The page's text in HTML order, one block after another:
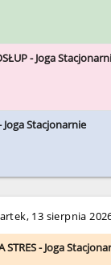
- Joga
Joga Stacjonarnie
13 sierpnia
STRES - Joga